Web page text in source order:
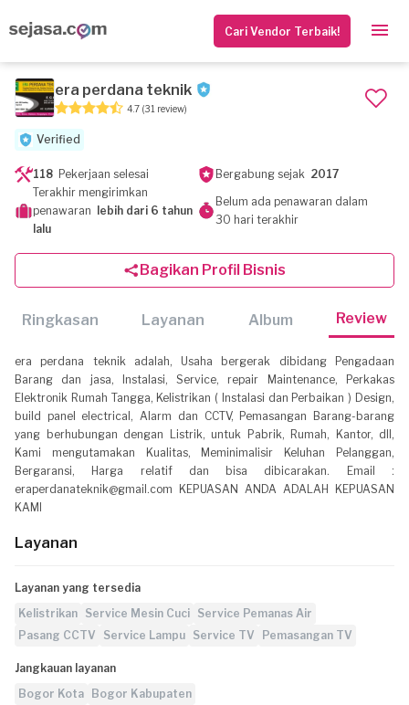
Cari Vendor Terbaik!
era perdana teknik
4.7 (31 review)
Verified
118 Pekerjaan selesai Bergabung sejak 2017
Terakhir mengirimkan
penawaran
lebih dari 6 tahun
lalu
Belum ada penawaran dalam
30 hari terakhir
Bagikan Profil Bisnis
Ringkasan Layanan Album Review
era perdana teknik adalah, Usaha bergerak dibidang Pengadaan
Barang dan jasa, Instalasi, Service, repair Maintenance, Perkakas
Elektronik Rumah Tangga, Kelistrikan ( Instalasi dan Perbaikan ) Design,
build panel electrical, Alarm dan CCTV, Pemasangan Barang-barang
yang berhubungan dengan Listrik, untuk Pabrik, Rumah, Kantor, dll,
Kami mengutamakan Kualitas, Meminimalisir Keluhan Pelanggan,
Bergaransi, Harga relatif dan bisa dibicarakan. Email :
eraperdanateknik@gmail.com KEPUASAN ANDA ADALAH KEPUASAN
KAMI
Layanan
Layanan yang tersedia
Kelistrikan Service Mesin Cuci Service Pemanas Air
Pasang CCTV
Service Lampu Service TV Pemasangan TV
Jangkauan layanan
Bogor Kota
Bogor Kabupaten